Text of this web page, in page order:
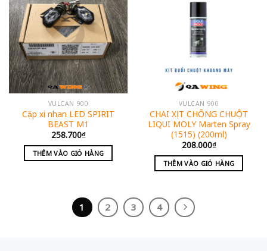
VULCAN 900
Cặp xi nhan LED SPIRIT
BEAST M1
258.700₫
THÊM VÀO GIỎ HÀNG
VULCAN 900
CHAI XỊT CHỐNG CHUỘT
LIQUI MOLY Marten Spray
(1515) (200ml)
208.000₫
THÊM VÀO GIỎ HÀNG
1 2 3 4